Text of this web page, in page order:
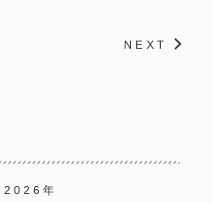
NEXT
2026年